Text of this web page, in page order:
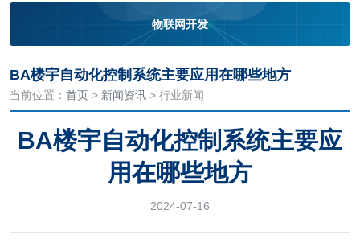
物联网开发
BA楼宇自动化控制系统主要应用在哪些地方
当前位置： 首页 > 新闻资讯 > 行业新闻
BA楼宇自动化控制系统主要应
用在哪些地方
2024-07-16